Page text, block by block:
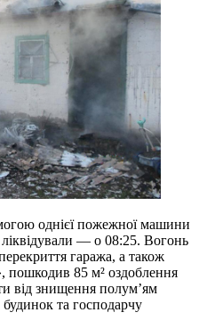
однієї пожежної машини
— о 08:25. Вогонь
гаража, а також
пошкодив 85 м² оздоблення
від знищення полум’ям
та господарчу